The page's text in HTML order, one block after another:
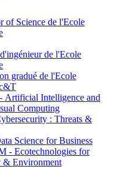
of Science de l'Ecole
de l'Ecole
gradué de l'Ecole
Intelligence and
Computing
: Threats &
Science for Business
- Ecotechnologies for
& Environment